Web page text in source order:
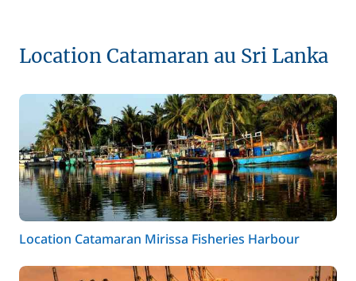
Location Catamaran au Sri Lanka
Location Catamaran Mirissa Fisheries Harbour